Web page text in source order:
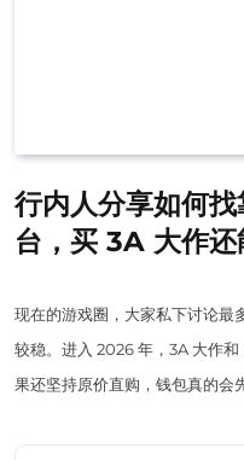
行内人分享如何
台，买 3A 大作还
现在的游戏圈，大家私下讨论最
较稳。进入 2026 年，3A 大作
果还坚持原价直购，钱包真的会